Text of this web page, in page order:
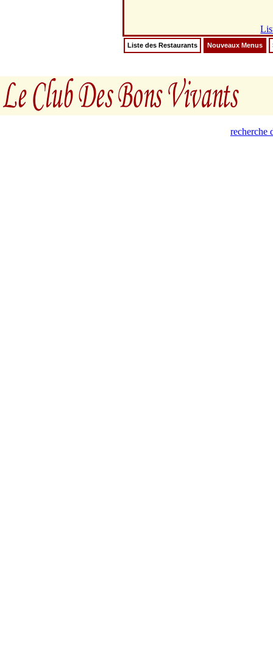
Liste des Restaurants Nouveaux Menus
recherche